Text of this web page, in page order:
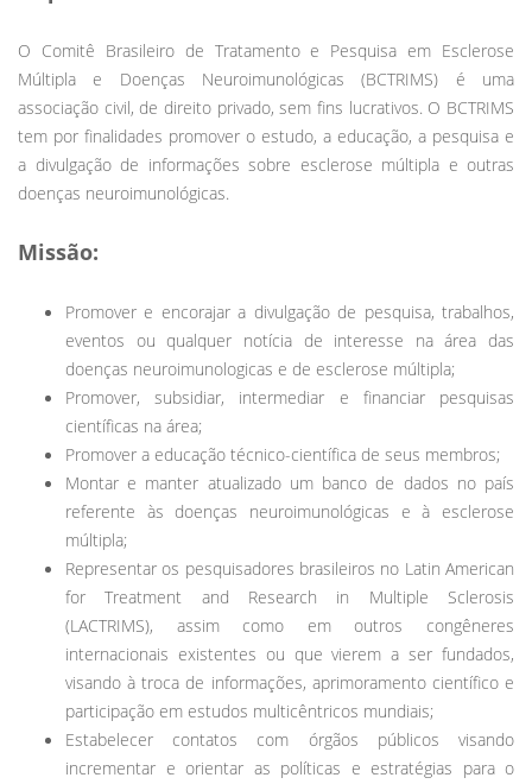
O Comitê Brasileiro de Tratamento e Pesquisa em Esclerose
Múltipla e Doenças Neuroimunológicas (BCTRIMS) é uma
associação civil, de direito privado, sem fins lucrativos. O BCTRIMS
tem por finalidades promover o estudo, a educação, a pesquisa e
a divulgação de informações sobre esclerose múltipla e outras
doenças neuroimunológicas.
Missão:
Promover e encorajar a divulgação de pesquisa, trabalhos,
eventos ou qualquer notícia de interesse na área das
doenças neuroimunologicas e de esclerose múltipla;
Promover, subsidiar, intermediar e financiar pesquisas
científicas na área;
Promover a educação técnico-científica de seus membros;
Montar e manter atualizado um banco de dados no país
referente às doenças neuroimunológicas e à esclerose
múltipla;
Representar os pesquisadores brasileiros no Latin American
for Treatment and Research in Multiple Sclerosis
(LACTRIMS), assim como em outros congêneres
internacionais existentes ou que vierem a ser fundados,
visando à troca de informações, aprimoramento científico e
participação em estudos multicêntricos mundiais;
Estabelecer contatos com órgãos públicos visando
incrementar e orientar as políticas e estratégias para o